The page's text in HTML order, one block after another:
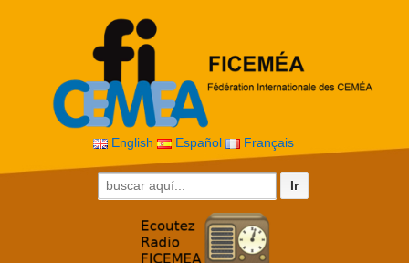
English Español Français
Buscar por: